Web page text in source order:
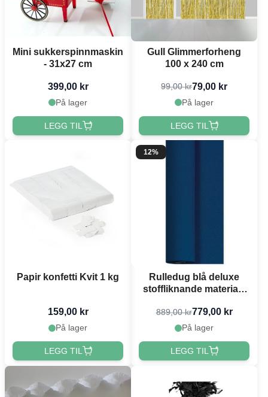
Mini sukkerspinnmaskin
- 31x27 cm
399,00 kr
På lager
LEGG TIL
Gull Glimmerforheng
100 x 240 cm
99,00 kr79,00 kr
På lager
LEGG TIL
Papir konfetti Kvit 1 kg
159,00 kr
På lager
LEGG TIL
12%
Rulledug blå deluxe
stoffliknande materiale
889,00 kr779,00 kr
På lager
LEGG TIL